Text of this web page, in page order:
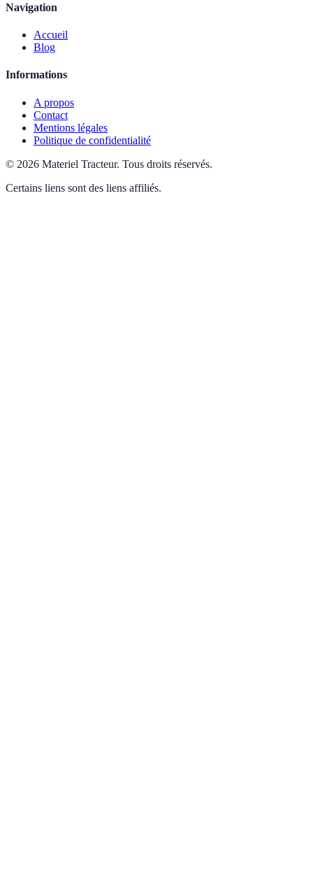
Navigation
Accueil
Blog
Informations
A propos
Contact
Mentions légales
Politique de confidentialité
© 2026 Materiel Tracteur. Tous droits réservés.
Certains liens sont des liens affiliés.